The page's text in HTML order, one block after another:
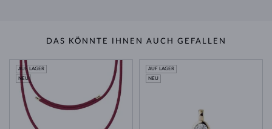
DAS KÖNNTE IHNEN AUCH GEFALLEN
AUF LAGER
NEU
AUF LAGER
NEU